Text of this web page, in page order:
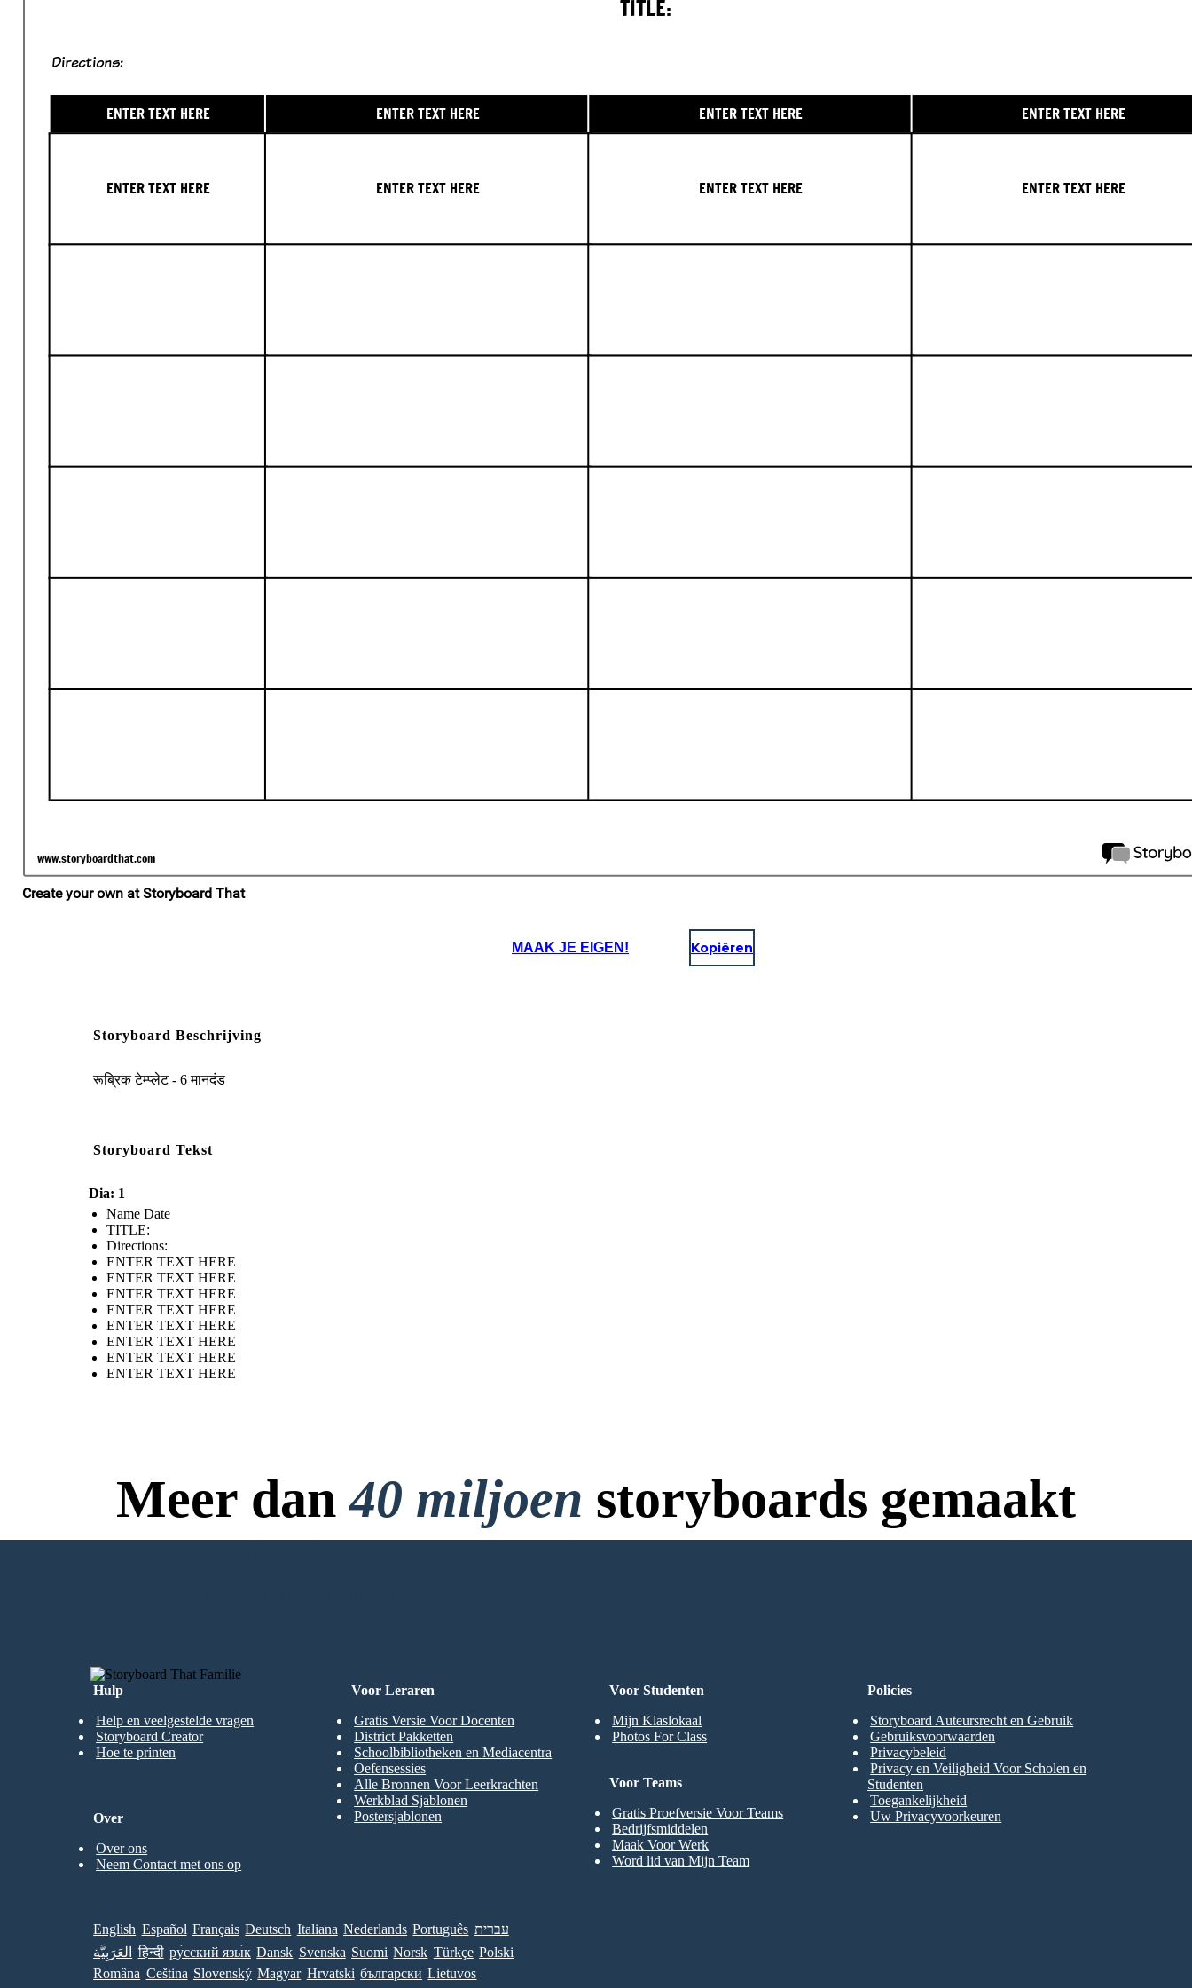
MAAK JE EIGEN! Kopiëren
Storyboard Beschrijving
रूब्रिक टेम्प्लेट - 6 मानदंड
Storyboard Tekst
Dia: 1
Name Date
TITLE :
Directions:
ENTER TEXT HERE
ENTER TEXT HERE
ENTER TEXT HERE
ENTER TEXT HERE
ENTER TEXT HERE
ENTER TEXT HERE
ENTER TEXT HERE
ENTER TEXT HERE
Meer dan40 miljoen storyboards gemaakt
Geen Downloads, Geen Creditcard en Geen Login Nodig om te Proberen!
Hulp
Help en veelgestelde vragen
Storyboard Creator
Hoe te printen
Voor Studenten
Mijn Klaslokaal
Photos For Class
Voor Leraren
Gratis Versie Voor Docenten
District Pakketten
Schoolbibliotheken en Mediacentra
Oefensessies
Alle Bronnen Voor Leerkrachten
Werkblad Sjablonen
Postersjablonen
Voor Teams
Gratis Proefversie Voor Teams
Bedrijfsmiddelen
Maak Voor Werk
Word lid van Mijn Team
Over
Over ons
Neem Contact met ons op
Policies
Storyboard Auteursrecht en Gebruik
Gebruiksvoorwaarden
Privacybeleid
Privacy en Veiligheid Voor Scholen en
Studenten
Toegankelijkheid
Uw Privacyvoorkeuren
English Español Français Deutsch Italiana Nederlands Português עברית
العَرَبِيَّة
हिन्दी ру́сский язы́к Dansk Svenska Suomi Norsk Türkçe Polski
Româna Ceština Slovenský Magyar Hrvatski български Lietuvos